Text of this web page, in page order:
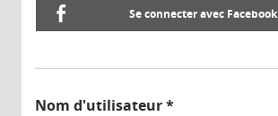
Se connecter avec Facebook
Nom d'utilisateur*